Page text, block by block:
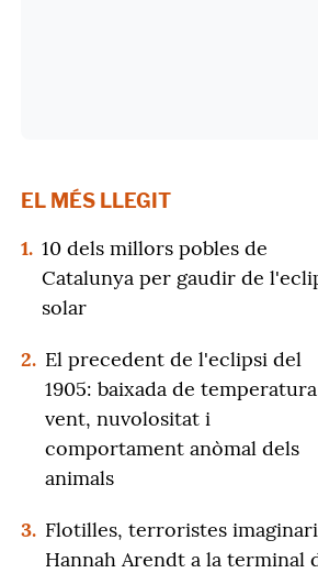
EL MÉS LLEGIT
1. 10 dels millors pobles de
Catalunya per gaudir de
solar
2. El precedent de l'eclipsi del
1905: baixada de
vent, nuvolositat i
comportament anòmal dels
animals
3. Flotilles, terroristes
Hannah Arendt a la terminal